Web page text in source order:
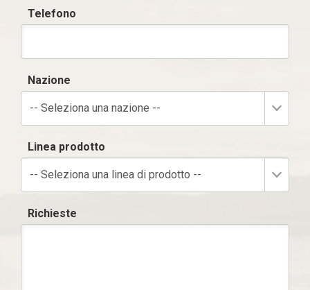
Telefono
Nazione
-- Seleziona una nazione --
Linea prodotto
-- Seleziona una linea di prodotto --
Richieste